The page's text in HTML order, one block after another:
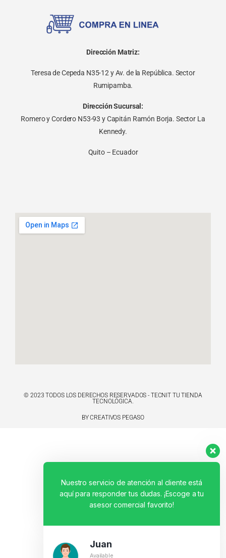
Dirección Matriz:
Teresa de Cepeda N35-12 y Av. de la República. Sector
Rumipamba.
Dirección Sucursal:
Romero y Cordero N53-93 y Capitán Ramón Borja. Sector La
Kennedy.
Quito – Ecuador
© 2023 TODOS LOS DERECHOS RESERVADOS - TECNIT TU TIENDA
TECNOLÓGICA.
BY CREATIVOS PEGASO
Nuestro servicio de atención al cliente está
aquí para responder tus dudas. ¡Escoge a tu
asesor comercial favorito!
Juan
Available